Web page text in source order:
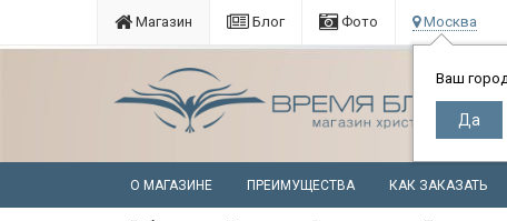
Магазин Блог Фото Москва
Ваш
О МАГАЗИНЕ ПРЕИМУЩЕСТВА КАК ЗАКАЗАТЬ